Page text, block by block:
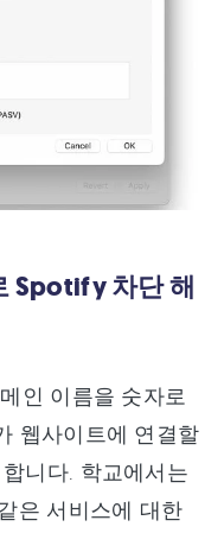
Spotify 차단 해
인 이름을 숫자로
웹사이트에 연결할
니다. 학교에서는
은 서비스에 대한